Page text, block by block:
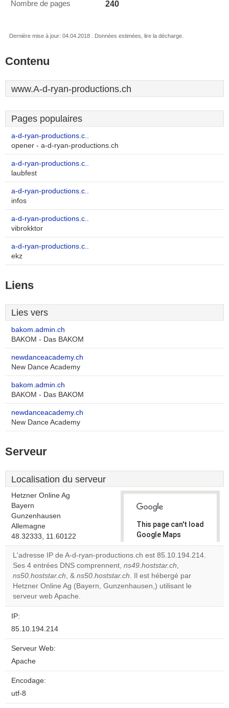
Nombre de pages 240
Dernière mise à jour: 04.04.2018 . Données estimées, lire la décharge.
Contenu
www.A-d-ryan-productions.ch
Pages populaires
a-d-ryan-productions.c..
opener - a-d-ryan-productions.ch
a-d-ryan-productions.c..
laubfest
a-d-ryan-productions.c..
infos
a-d-ryan-productions.c..
vibrokktor
a-d-ryan-productions.c..
ekz
Liens
Lies vers
bakom.admin.ch
BAKOM - Das BAKOM
newdanceacademy.ch
New Dance Academy
bakom.admin.ch
BAKOM - Das BAKOM
newdanceacademy.ch
New Dance Academy
Serveur
Localisation du serveur
Hetzner Online Ag
Bayern
Gunzenhausen
Allemagne
48.32333, 11.60122
This page can't load
Google Maps
correctly.
Do you
own this
website?
L'adresse IP de A-d-ryan-productions.ch est 85.10.194.214.
Ses 4 entrées DNS comprennent, ns49.hoststar.ch,
ns50.hoststar.ch, & ns50.hoststar.ch. Il est hébergé par
Hetzner Online Ag (Bayern, Gunzenhausen,) utilisant le
serveur web Apache.
IP:
85.10.194.214
Serveur Web:
Apache
Encodage:
utf-8